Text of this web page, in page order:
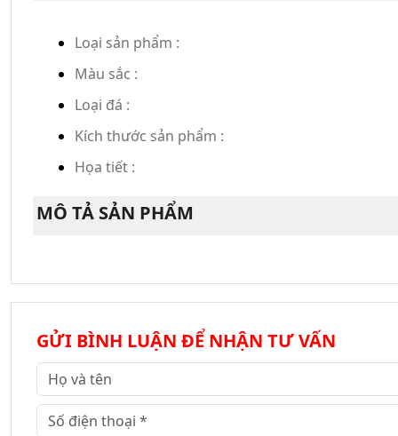
Loại sản phẩm :
Màu sắc :
Loại đá :
Kích thước sản phẩm :
Họa tiết :
MÔ TẢ SẢN PHẨM
GỬI BÌNH LUẬN ĐỂ NHẬN TƯ VẤN